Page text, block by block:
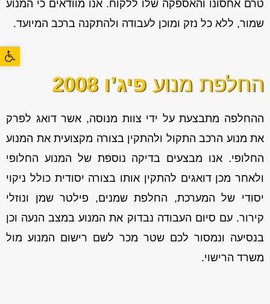
פתח
טרם אחסונו והאספקה שלו ללקוח. אנו מוודאים כי המנוע
שמור, ללא כל נזק ומוכן לעבודה ולהתקנה ברכב המיועד.
החלפת מנוע פיג’ו 2008
ההחלפה מתבצעת על ידי צוות מנוסה, אשר דואג לפרק
את מנוע הרכב התקול ולהתקין בצורה מקצועית את המנוע
החלופי. אנו מבצעים בדיקה נוספת של המנוע החלופי
ולאחר מכן דואגים להתקין אותו בצורה יסודית כולל ניקוי
יסודי של המערכת, החלפת שמנים, פילטר שמן ונוזלי
קירור. עם סיום העבודה נבדוק את המנוע במצב הנעה וכן
בנסיעה ונמסור לכם שטר מכר לשם רישום המנוע מול
משרד הרישוי.